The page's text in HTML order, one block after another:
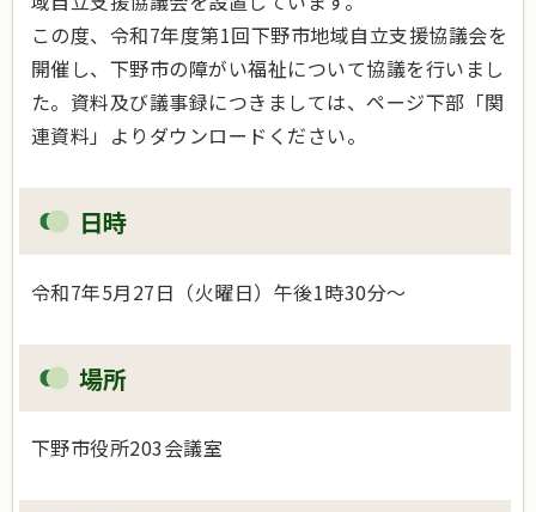
この度、令和7年度第1回下野市地域自立支援協議会を
開催し、下野市の障がい福祉について協議を行いまし
た。資料及び議事録につきましては、ページ下部「関
連資料」よりダウンロードください。
日時
令和7年5月27日（火曜日）午後1時30分～
場所
下野市役所203会議室